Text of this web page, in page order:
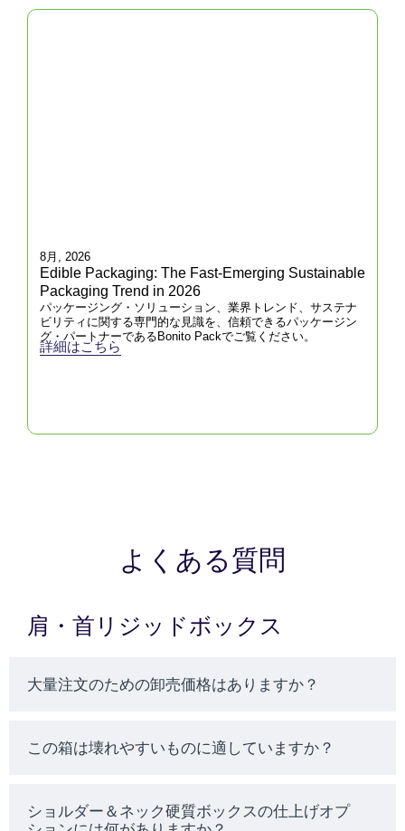
8月, 2026
Edible Packaging: The Fast-Emerging Sustainable
Packaging Trend in 2026
パッケージング・ソリューション、業界トレンド、サステナ
ビリティに関する専門的な見識を、信頼できるパッケージン
グ・パートナーであるBonito Packでご覧ください。
詳細はこちら
よくある質問
肩・首リジッドボックス
大量注文のための卸売価格はありますか？
この箱は壊れやすいものに適していますか？
ショルダー＆ネック硬質ボックスの仕上げオプ